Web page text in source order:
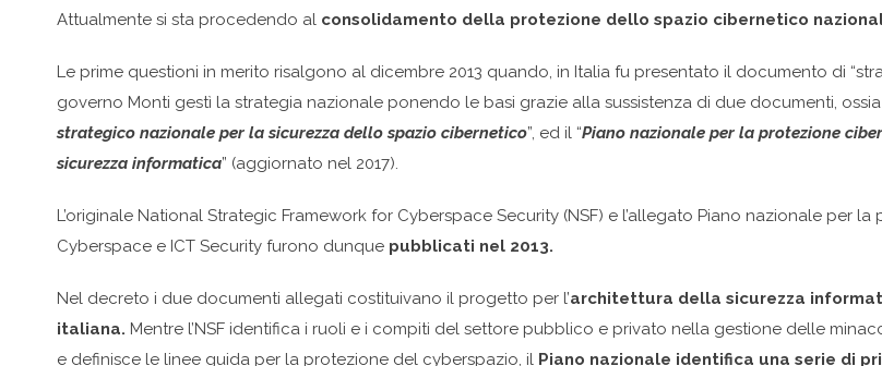
Attualmente si sta procedendo al consolidamento della protezione dello spazio cibernetico
Le prime questioni in merito risalgono al dicembre 2013 quando, in Italia fu presentato il documento di
governo Monti gestì la strategia nazionale ponendo le basi grazie alla sussistenza di due documenti, ossia
strategico nazionale per la sicurezza dello spazio cibernetico”, ed il “Piano nazionale per la protezione
sicurezza informatica” (aggiornato nel 2017).
L’originale National Strategic Framework for Cyberspace Security (NSF) e l’allegato Piano nazionale per
Cyberspace e ICT Security furono dunque pubblicati nel 2013.
Nel decreto i due documenti allegati costituivano il progetto per l’architettura della sicurezza
italiana. Mentre l’NSF identifica i ruoli e i compiti del settore pubblico e privato nella gestione delle
e definisce le linee guida per la protezione del cyberspazio, il Piano nazionale identifica una serie di